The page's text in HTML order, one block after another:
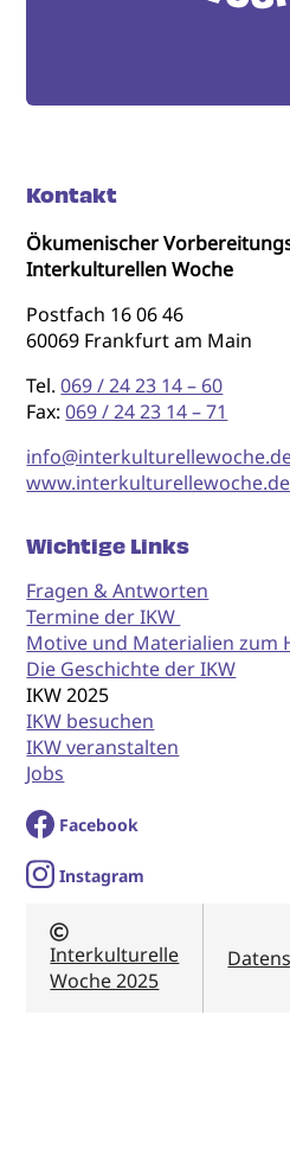
Kontakt
Ökumenischer
Interkulturellen Woche
Postfach 16 06 46
60069 Frankfurt am Main
Tel.069 / 24 23 14 – 60
Fax:069 / 24 23 14 – 71
www.interkulturellewoche.de
Wichtige Links
Fragen & Antworten
Termine der IKW
Motive und Materialien zum
Die Geschichte der IKW
IKW 2025
IKW besuchen
IKW veranstalten
Jobs
Facebook
Instagram
Interkulturelle
Woche 2025